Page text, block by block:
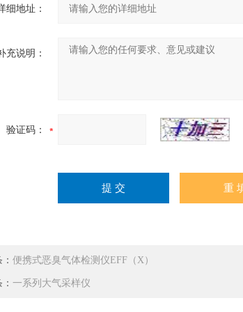
细地址：
充说明：
验证码：
便携式恶臭气体检测仪EFF（X）
一系列大气采样仪